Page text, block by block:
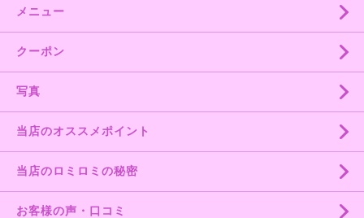
メニュー
クーポン
写真
当店のオススメポイント
当店のロミロミの秘密
お客様の声・口コミ